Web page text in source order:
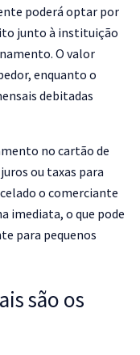
poderá optar por
junto à instituição
O valor
enquanto o
debitadas
no cartão de
ou taxas para
o comerciante
imediata, o que pode
para pequenos
são os